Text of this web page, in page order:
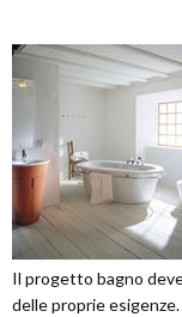
Il progetto bagno
delle proprie